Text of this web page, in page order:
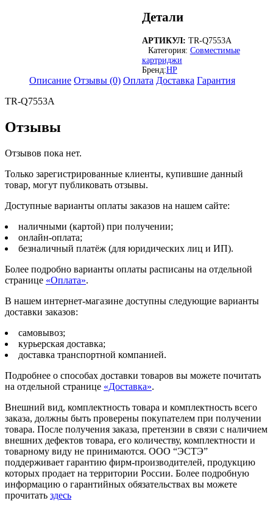
TARGET
совместимый
Q7553A
для
LJ
P2014/P2015/M2727,
3k
Детали
АРТИКУЛ: TR-Q7553A
Категория: Совместимые
картриджи
Бренд:HP
Описание Отзывы (0) Оплата Доставка Гарантия
TR-Q7553A
Отзывы
Отзывов пока нет.
Только зарегистрированные клиенты, купившие данный
товар, могут публиковать отзывы.
Доступные варианты оплаты заказов на нашем сайте:
наличными (картой) при получении;
онлайн-оплата;
безналичный платёж (для юридических лиц и ИП).
Более подробно варианты оплаты расписаны на отдельной
странице «Оплата».
В нашем интернет-магазине доступны следующие варианты
доставки заказов:
самовывоз;
курьерская доставка;
доставка транспортной компанией.
Подробнее о способах доставки товаров вы можете почитать
на отдельной странице «Доставка».
Внешний вид, комплектность товара и комплектность всего
заказа, должны быть проверены покупателем при получении
товара. После получения заказа, претензии в связи с наличием
внешних дефектов товара, его количеству, комплектности и
товарному виду не принимаются. ООО “ЭСТЭ”
поддерживает гарантию фирм-производителей, продукцию
которых продает на территории России. Более подробную
информацию о гарантийных обязательствах вы можете
прочитать здесь